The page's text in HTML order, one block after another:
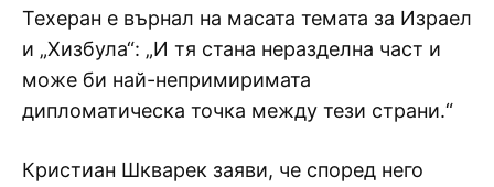
Техеран е върнал на масата темата за Израел
и „Хизбула“: „И тя стана неразделна част и
може би най-непримиримата
дипломатическа точка между тези страни.“
Кристиан Шкварек заяви, че според него